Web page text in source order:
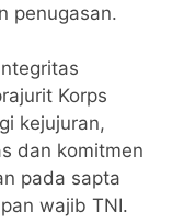
penugasan.
Korps
kejujuran,
dan komitmen
pada sapta
wajib TNI.